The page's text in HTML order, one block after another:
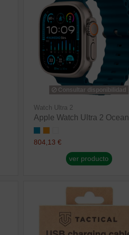
Consultar disponibilidad
Watch Ultra 2
Apple Watch Ultra 2 Ocean
804,13 €
ver producto